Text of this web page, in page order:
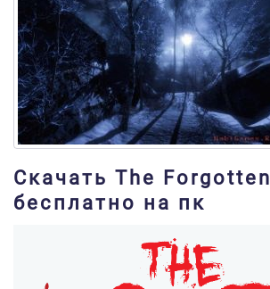
Скачать The Forgotten
бесплатно на пк